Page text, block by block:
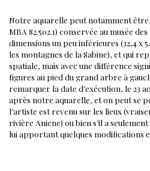
Notre aquarelle peut notamment
MBA 82.502.1) conservée au musée
dimensions un peu inférieures (32,4 x
les montagnes de la Sabine), et qui
spatiale, mais avec une différence
figures au pied du grand arbre à
remarquer la date d’exécution, le 23
après notre aquarelle, et on peut se
l’artiste est revenu sur les lieux
rivière Aniene) ou bien s’il a
lui apportant quelques modifications